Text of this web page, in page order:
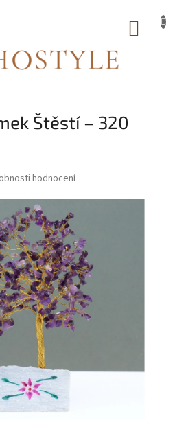
Štěstí – 320
hodnocení